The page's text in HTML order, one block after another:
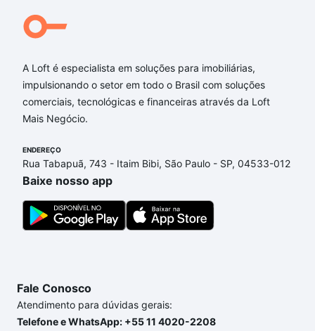
Rio de Janeiro, RJ ideal para você na Loft.
Qual o preço de Imóveis à venda em rua geminiano
Aqui na Loft temos a oferta ideal para você, com
Imóveis à venda em rua geminiano gois - Freguesia
(Jacarepaguá), Rio de Janeiro, RJ que custam a
financiamento imobiliário as parcelas podem se
adequar ao seu orçamento. Se ainda tem alguma
dúvida dos custos envolvidos no processo de
compra, veja em nosso portal quanto custa comprar
um apartamento e conte com a gente para comprar
A Loft é especialista em soluções para imobiliárias,
impulsionando o setor em todo o Brasil com soluções
comerciais, tecnológicas e financeiras através da Loft
Mais Negócio.
ENDEREÇO
Rua Tabapuã, 743 - Itaim Bibi, São Paulo - SP, 04533-012
Baixe nosso app
Fale Conosco
Atendimento para dúvidas gerais:
Telefone e WhatsApp: +55 11 4020-2208